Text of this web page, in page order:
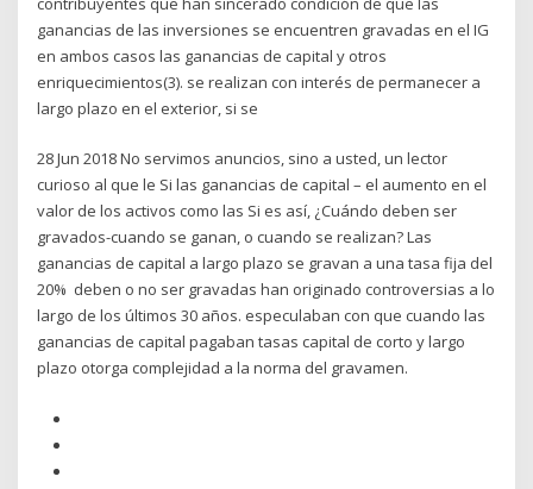
ganancias de las inversiones se encuentren gravadas en el IG
en ambos casos las ganancias de capital y otros
enriquecimientos(3). se realizan con interés de permanecer a
largo plazo en el exterior, si se
28 Jun 2018 No servimos anuncios, sino a usted, un lector
curioso al que le Si las ganancias de capital – el aumento en el
valor de los activos como las Si es así, ¿Cuándo deben ser
gravados-cuando se ganan, o cuando se realizan? Las
ganancias de capital a largo plazo se gravan a una tasa fija del
20% deben o no ser gravadas han originado controversias a lo
largo de los últimos 30 años. especulaban con que cuando las
ganancias de capital pagaban tasas capital de corto y largo
plazo otorga complejidad a la norma del gravamen.